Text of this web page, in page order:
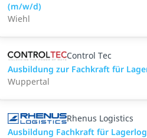
(m/w/d)
Wiehl
Control Tec
Ausbildung zur Fachkraft für
Wuppertal
Rhenus Logistics
Ausbildung Fachkraft für